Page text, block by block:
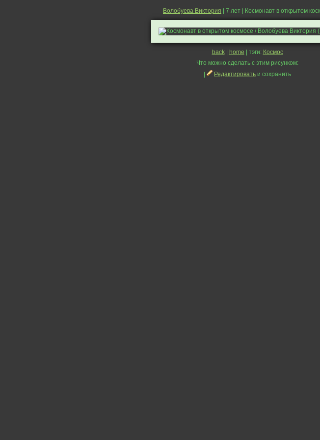
Волобуева Виктория | 7 лет | Космонавт в открытом
back| home | тэги: Космос
Что можно сделать с этим рисунком:
Редактировать и сохранить